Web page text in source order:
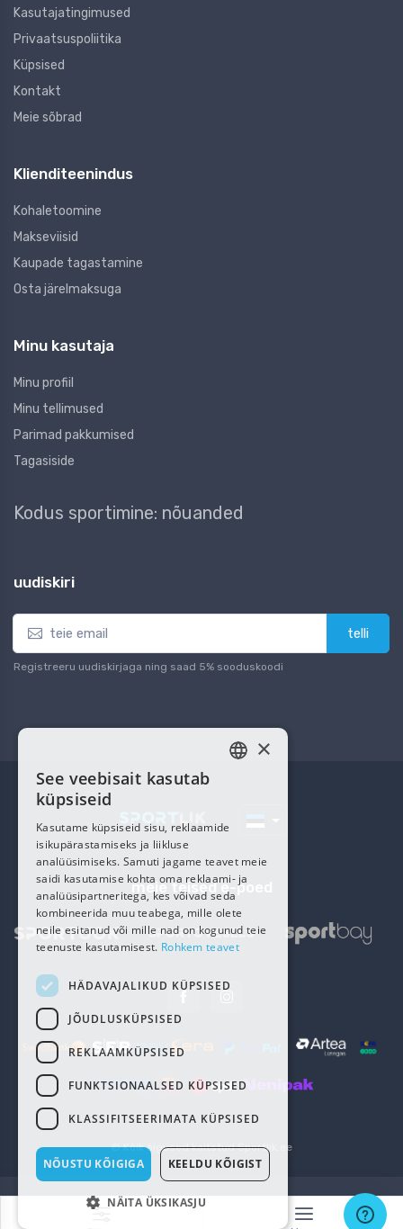
Kasutajatingimused
Privaatsuspoliitika
Küpsised
Kontakt
Meie sõbrad
Klienditeenindus
Kohaletoomine
Makseviisid
Kaupade tagastamine
Osta järelmaksuga
Minu kasutaja
Minu profiil
Minu tellimused
Parimad pakkumised
Tagasiside
Kodus sportimine: nõuanded
uudiskiri
telli
Registreeru uudiskirjaga ning saad 5% sooduskoodi
meie teised e-poed
© Kõik õigused kaitstudSportlik.ee
×
See veebisait kasutab
küpsiseid
Kasutame küpsiseid sisu, reklaamide
isikupärastamiseks ja liikluse
analüüsimiseks. Samuti jagame teavet meie
saidi kasutamise kohta oma reklaami- ja
analüüsipartneritega, kes võivad seda
kombineerida muu teabega, mille olete
neile esitanud või mille nad on kogunud teie
teenuste kasutamisest. Rohkem teavet
HÄDAVAJALIKUD KÜPSISED
JÕUDLUSKÜPSISED
REKLAAMKÜPSISED
FUNKTSIONAALSED KÜPSISED
KLASSIFITSEERIMATA KÜPSISED
NÕUSTU KÕIGIGA KEELDU KÕIGIST
NÄITA ÜKSIKASJU